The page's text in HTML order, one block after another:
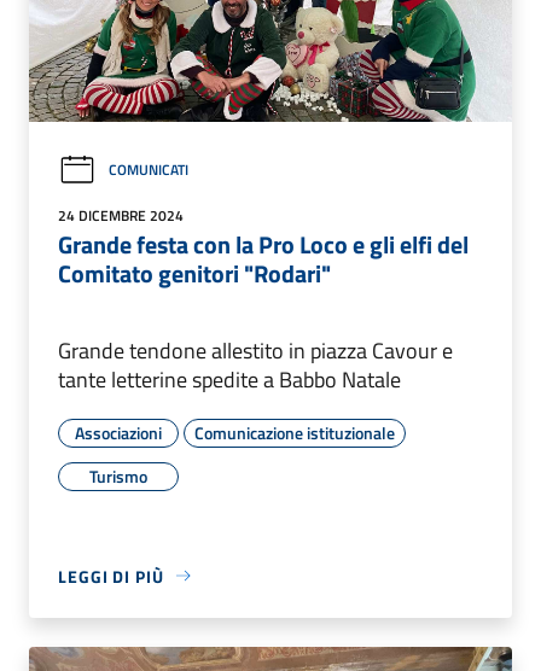
COMUNICATI
24 DICEMBRE 2024
Grande festa con la Pro Loco e gli elfi del
Comitato genitori "Rodari"
Grande tendone allestito in piazza Cavour e
tante letterine spedite a Babbo Natale
Associazioni
Comunicazione istituzionale
Turismo
LEGGI DI PIÙ